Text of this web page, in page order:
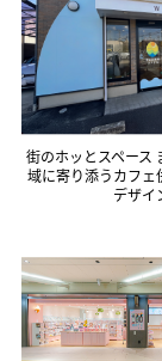
街のホッとスペース
域に寄り添うカフェ
デザイ